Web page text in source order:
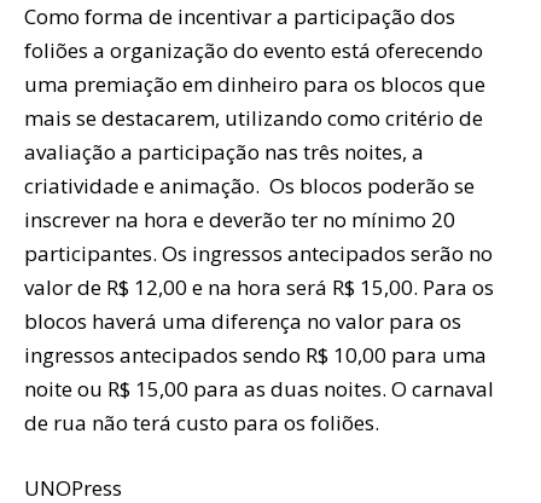
Como forma de incentivar a participação dos
foliões a organização do evento está oferecendo
uma premiação em dinheiro para os blocos que
mais se destacarem, utilizando como critério de
avaliação a participação nas três noites, a
criatividade e animação. Os blocos poderão se
inscrever na hora e deverão ter no mínimo 20
participantes. Os ingressos antecipados serão no
valor de R$ 12,00 e na hora será R$ 15,00. Para os
blocos haverá uma diferença no valor para os
ingressos antecipados sendo R$ 10,00 para uma
noite ou R$ 15,00 para as duas noites. O carnaval
de rua não terá custo para os foliões.
UNOPress